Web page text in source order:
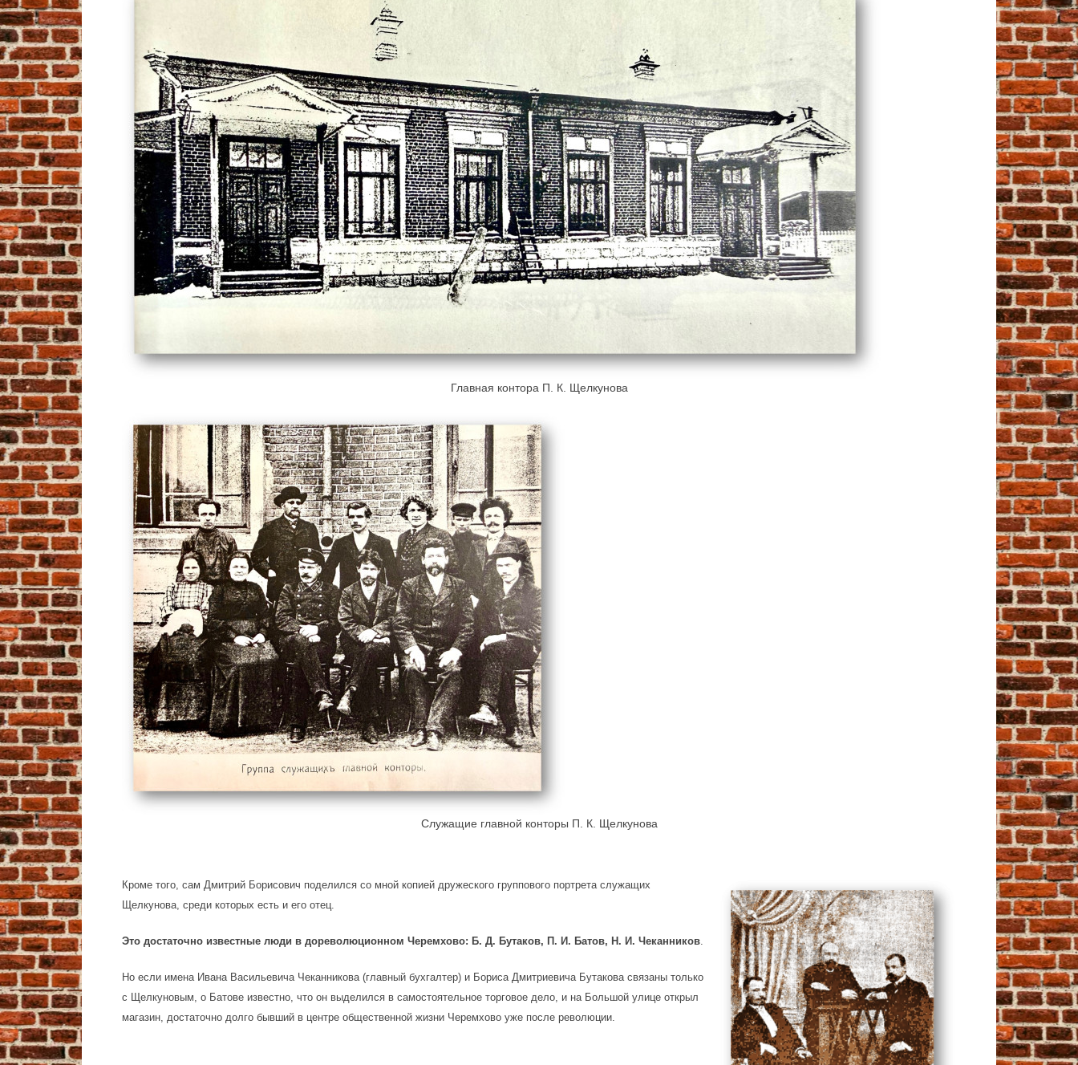
Главная контора П. К. Щелкунова
Служащие главной конторы П. К. Щелкунова
Кроме того, сам Дмитрий Борисович поделился со мной копией дружеского группового портрета служащих
Щелкунова, среди которых есть и его отец.
Это достаточно известные люди в дореволюционном Черемхово: Б. Д. Бутаков, П. И. Батов, Н. И. Чеканников
Но если имена Ивана Васильевича Чеканникова (главный бухгалтер) и Бориса Дмитриевича Бутакова связаны только
с Щелкуновым, о Батове известно, что он выделился в самостоятельное торговое дело, и на Большой улице открыл
магазин, достаточно долго бывший в центре общественной жизни Черемхово уже после революции.